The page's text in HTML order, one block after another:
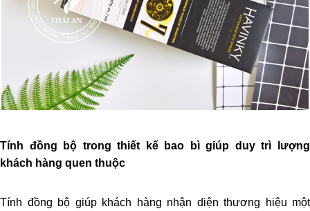
Tính đồng bộ trong thiết kế bao bì giúp duy trì lượng
khách hàng quen thuộc
Tính đồng bộ giúp khách hàng nhận diện thương hiệu một